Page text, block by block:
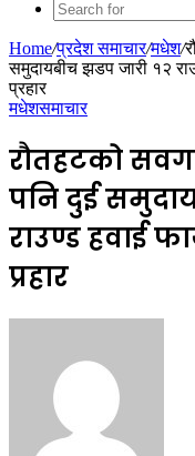
Home/प्रदेश समाचार/मधेश/
समुदायबीच झडप जारी १२
प्रहार
मधेशसमाचार
रौतहटको
पनि दुई
राउण्ड हवाई
प्रहार